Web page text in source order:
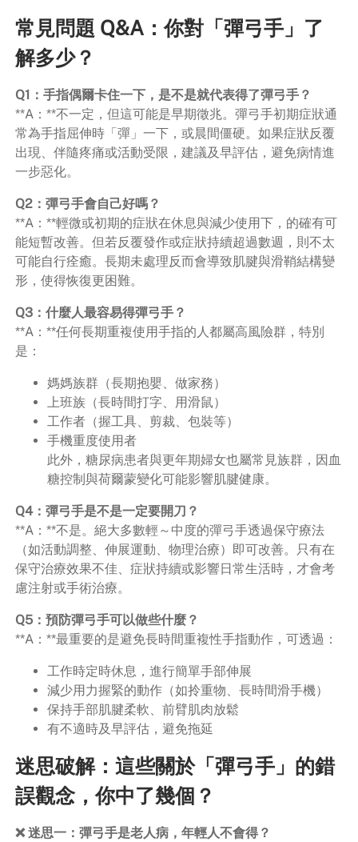
常見問題 Q&A：你對「彈弓手」了
解多少？
Q1：手指偶爾卡住一下，是不是就代表得了彈弓手？
**A：**不一定，但這可能是早期徵兆。彈弓手初期症狀通
常為手指屈伸時「彈」一下，或晨間僵硬。如果症狀反覆
出現、伴隨疼痛或活動受限，建議及早評估，避免病情進
一步惡化。
Q2：彈弓手會自己好嗎？
**A：**輕微或初期的症狀在休息與減少使用下，的確有可
能短暫改善。但若反覆發作或症狀持續超過數週，則不太
可能自行痊癒。長期未處理反而會導致肌腱與滑鞘結構變
形，使得恢復更困難。
Q3：什麼人最容易得彈弓手？
**A：**任何長期重複使用手指的人都屬高風險群，特別
是：
媽媽族群（長期抱嬰、做家務）
上班族（長時間打字、用滑鼠）
工作者（握工具、剪裁、包裝等）
手機重度使用者
此外，糖尿病患者與更年期婦女也屬常見族群，因血
糖控制與荷爾蒙變化可能影響肌腱健康。
Q4：彈弓手是不是一定要開刀？
**A：**不是。絕大多數輕～中度的彈弓手透過保守療法
（如活動調整、伸展運動、物理治療）即可改善。只有在
保守治療效果不佳、症狀持續或影響日常生活時，才會考
慮注射或手術治療。
Q5：預防彈弓手可以做些什麼？
**A：**最重要的是避免長時間重複性手指動作，可透過：
工作時定時休息，進行簡單手部伸展
減少用力握緊的動作（如拎重物、長時間滑手機）
保持手部肌腱柔軟、前臂肌肉放鬆
有不適時及早評估，避免拖延
迷思破解：這些關於「彈弓手」的錯
誤觀念，你中了幾個？
❌ 迷思一：彈弓手是老人病，年輕人不會得？